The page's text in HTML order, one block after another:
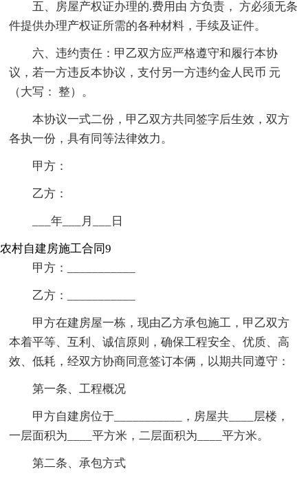
五、房屋产权证办理的.费用由 方负责， 方必须无条
件提供办理产权证所需的各种材料，手续及证件。
六、违约责任：甲乙双方应严格遵守和履行本协
议，若一方违反本协议，支付另一方违约金人民币 元
（大写： 整）。
本协议一式二份，甲乙双方共同签字后生效，双方
各执一份，具有同等法律效力。
甲方：
乙方：
___年___月___日
农村自建房施工合同9
甲方：___________
乙方：___________
甲方在建房屋一栋，现由乙方承包施工，甲乙双方
本着平等、互利、诚信原则，确保工程安全、优质、高
效、低耗，经双方协商同意签订本俩，以期共同遵守：
第一条、工程概况
甲方自建房位于___________，房屋共____层楼，
一层面积为____平方米，二层面积为____平方米。
第二条、承包方式